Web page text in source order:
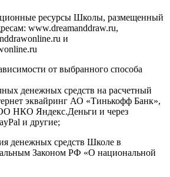
ресурсы Школы, размещенный
www.dreamanddraw.ru,
и
от выбранного способа
денежных средств на расчетный
эквайринг АО «Тинькофф Банк»,
НКО Яндекс.Деньги и через
и другие;
денежных средств Школе в
Законом РФ «О национальной